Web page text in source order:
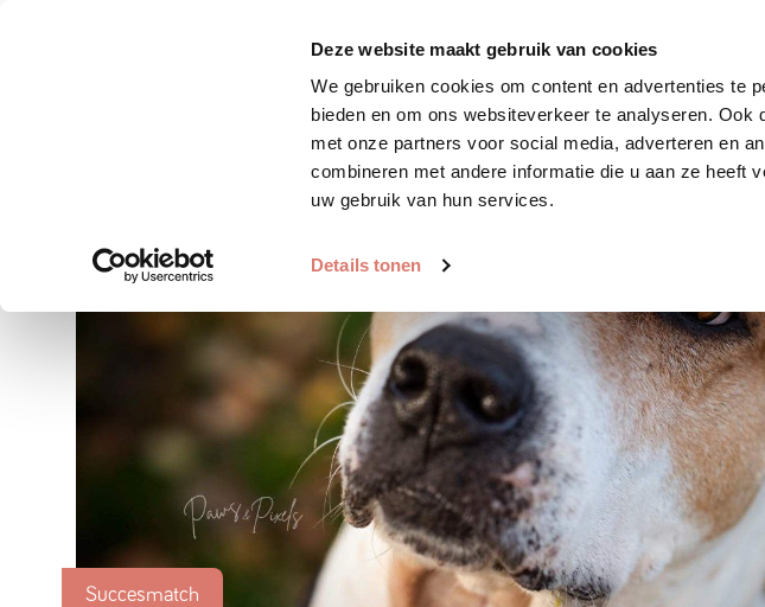
Deze website maakt gebruik van cookies
We gebruiken cookies om content en advertenties te
bieden en om ons websiteverkeer te analyseren.
met onze partners voor social media, adverteren en
combineren met andere informatie die u aan ze heeft
uw gebruik van hun services.
Details tonen
Zoek huisdier Plaats huisdier Hoe werkt het?
Succesmatch